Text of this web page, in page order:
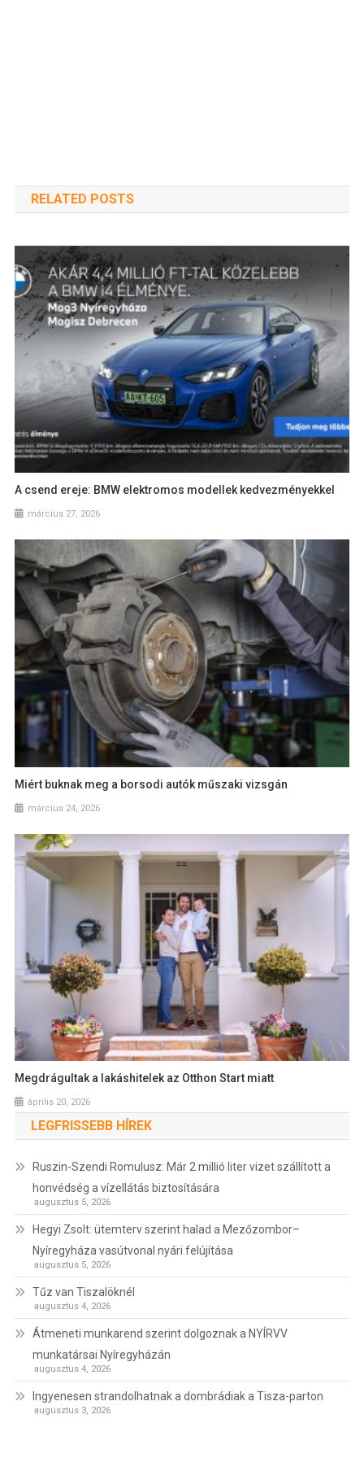
RELATED POSTS
A csend ereje: BMW elektromos modellek kedvezményekkel
március 27, 2026
Miért buknak meg a borsodi autók műszaki vizsgán
március 24, 2026
Megdrágultak a lakáshitelek az Otthon Start miatt
április 20, 2026
LEGFRISSEBB HÍREK
Ruszin-Szendi Romulusz: Már 2 millió liter vizet szállított a
honvédség a vízellátás biztosítására
augusztus 5, 2026
Hegyi Zsolt: ütemterv szerint halad a Mezőzombor–
Nyíregyháza vasútvonal nyári felújítása
augusztus 5, 2026
Tűz van Tiszalöknél
augusztus 4, 2026
Átmeneti munkarend szerint dolgoznak a NYÍRVV
munkatársai Nyíregyházán
augusztus 4, 2026
Ingyenesen strandolhatnak a dombrádiak a Tisza-parton
augusztus 3, 2026